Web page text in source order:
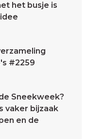
het busje is
#2259
Sneekweek?
vaker bijzaak
en de